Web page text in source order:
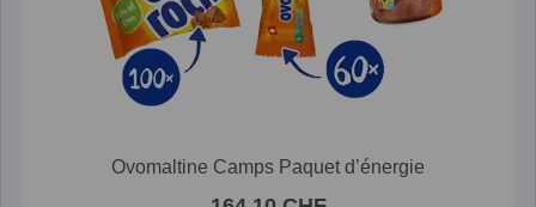
Ovomaltine Camps Paquet d’énergie